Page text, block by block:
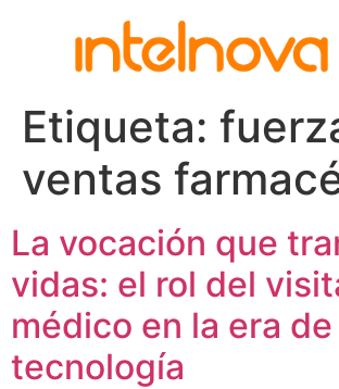
Etiqueta:
ventas
La vocación que
vidas: el rol del
médico en la era de
tecnología